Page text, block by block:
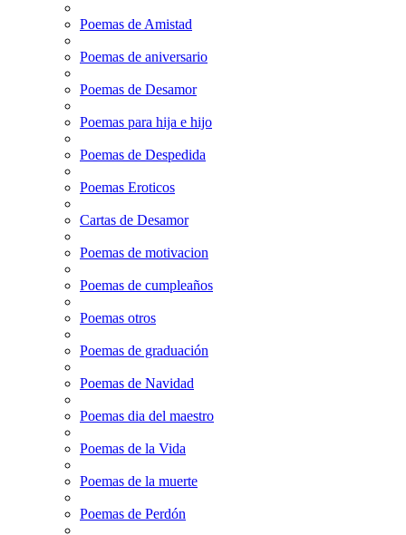
Poemas de Amistad
Poemas de aniversario
Poemas de Desamor
Poemas para hija e hijo
Poemas de Despedida
Poemas Eroticos
Cartas de Desamor
Poemas de motivacion
Poemas de cumpleaños
Poemas otros
Poemas de graduación
Poemas de Navidad
Poemas dia del maestro
Poemas de la Vida
Poemas de la muerte
Poemas de Perdón